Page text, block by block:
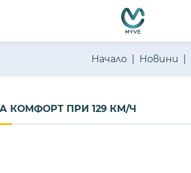
Начало Новини
КОМФОРТ ПРИ 129 КМ/Ч